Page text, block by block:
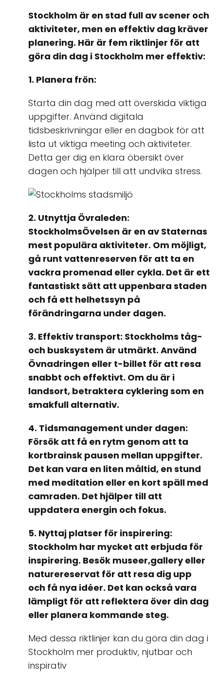
Stockholm är en stad full av scener och
aktiviteter, men en effektiv dag kräver
planering. Här är fem riktlinjer för att
göra din dag i Stockholm mer effektiv:
1. Planera frön:
Starta din dag med att överskida viktiga
uppgifter. Använd digitala
tidsbeskrivningar eller en dagbok för att
lista ut viktiga meeting och aktiviteter.
Detta ger dig en klara öbersikt över
dagen och hjälper till att undvika stress.
2. Utnyttja Övraleden:
StockholmsÖvelsen är en av Staternas
mest populära aktiviteter. Om möjligt,
gå runt vattenreserven för att ta en
vackra promenad eller cykla. Det är ett
fantastiskt sätt att uppenbara staden
och få ett helhetssyn på
förändringarna under dagen.
3. Effektiv transport: Stockholms tåg-
och busksystem är utmärkt. Använd
Övnadringen eller t-billet för att resa
snabbt och effektivt. Om du är i
landsort, betraktera cyklering som en
smakfull alternativ.
4. Tidsmanagement under dagen:
Försök att få en rytm genom att ta
kortbrainsk pausen mellan uppgifter.
Det kan vara en liten måltid, en stund
med meditation eller en kort späll med
camraden. Det hjälper till att
uppdatera energin och fokus.
5. Nyttaj platser för inspirering:
Stockholm har mycket att erbjuda för
inspirering. Besök museer,gallery eller
naturereservat för att resa dig upp
och få nya idéer. Det kan också vara
lämpligt för att reflektera över din dag
eller planera kommande steg.
Med dessa riktlinjer kan du göra din dag i
Stockholm mer produktiv, njutbar och
inspirativ